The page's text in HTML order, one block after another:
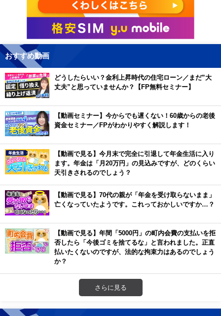
おすすめ動画
どうしたらいい？金利上昇時代の住宅ローン／まだ”大
丈夫”と思っていませんか？【FP無料セミナー】
【動画セミナー】今からでも遅くない！60歳からの老後
資金セミナー／FPがわかりやすく解説します！
【動画で見る】今月末で完全に引退して年金生活に入り
ます。年金は「月20万円」の見込みですが、どのくらい
天引きされるのでしょう？
【動画で見る】70代の親が「年金を受け取らないまま」
亡くなっていたようです。これっておかしいですか…？
【動画で見る】年間「5000円」の町内会費の支払いを拒
否したら「今後ゴミを捨てるな」と言われました。正直
払いたくないのですが、法的な拘束力はあるのでしょう
か？
さらに見る